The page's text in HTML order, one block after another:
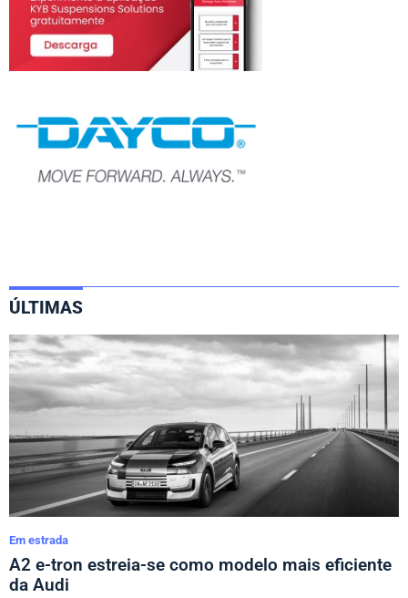
ÚLTIMAS
Em estrada
A2 e-tron estreia-se como modelo mais eficiente
da Audi